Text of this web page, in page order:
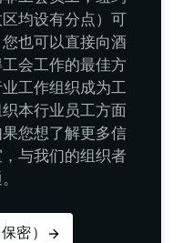
均设有分点）可
也可以直接向酒
会工作的最佳方
工作组织成为工
本行业员工方面
您想了解更多信
与我们的组织者
密）